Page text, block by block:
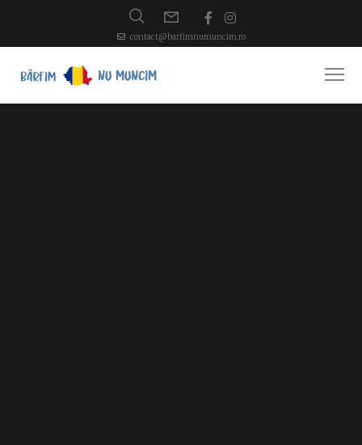
contact@barfimnumuncim.ro